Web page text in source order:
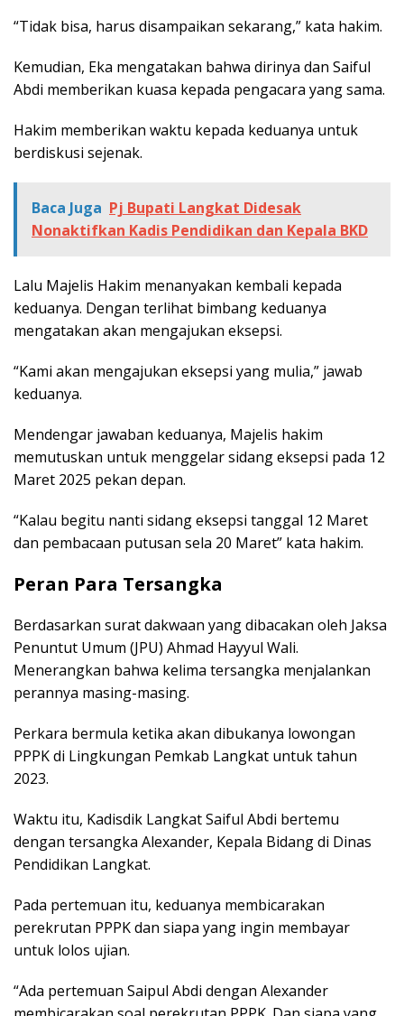
“Tidak bisa, harus disampaikan sekarang,” kata hakim.
Kemudian, Eka mengatakan bahwa dirinya dan Saiful
Abdi memberikan kuasa kepada pengacara yang sama.
Hakim memberikan waktu kepada keduanya untuk
berdiskusi sejenak.
Baca Juga Pj Bupati Langkat Didesak
Nonaktifkan Kadis Pendidikan dan Kepala BKD
Lalu Majelis Hakim menanyakan kembali kepada
keduanya. Dengan terlihat bimbang keduanya
mengatakan akan mengajukan eksepsi.
“Kami akan mengajukan eksepsi yang mulia,” jawab
keduanya.
Mendengar jawaban keduanya, Majelis hakim
memutuskan untuk menggelar sidang eksepsi pada 12
Maret 2025 pekan depan.
“Kalau begitu nanti sidang eksepsi tanggal 12 Maret
dan pembacaan putusan sela 20 Maret” kata hakim.
Peran Para Tersangka
Berdasarkan surat dakwaan yang dibacakan oleh Jaksa
Penuntut Umum (JPU) Ahmad Hayyul Wali.
Menerangkan bahwa kelima tersangka menjalankan
perannya masing-masing.
Perkara bermula ketika akan dibukanya lowongan
PPPK di Lingkungan Pemkab Langkat untuk tahun
2023.
Waktu itu, Kadisdik Langkat Saiful Abdi bertemu
dengan tersangka Alexander, Kepala Bidang di Dinas
Pendidikan Langkat.
Pada pertemuan itu, keduanya membicarakan
perekrutan PPPK dan siapa yang ingin membayar
untuk lolos ujian.
“Ada pertemuan Saipul Abdi dengan Alexander